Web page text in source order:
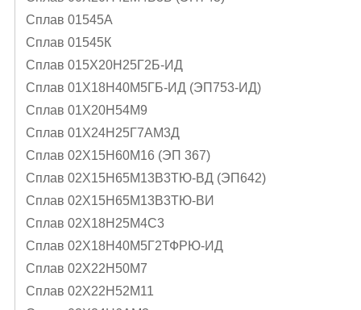
Сплав 01545А
Сплав 01545К
Сплав 015Х20Н25Г2Б-ИД
Сплав 01Х18Н40М5ГБ-ИД (ЭП753-ИД)
Сплав 01Х20Н54М9
Сплав 01Х24Н25Г7АМ3Д
Сплав 02Х15Н60М16 (ЭП 367)
Сплав 02Х15Н65М13В3ТЮ-ВД (ЭП642)
Сплав 02Х15Н65М13В3ТЮ-ВИ
Сплав 02Х18Н25М4С3
Сплав 02Х18Н40М5Г2ТФРЮ-ИД
Сплав 02Х22Н50М7
Сплав 02Х22Н52М11